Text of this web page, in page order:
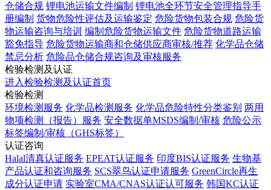
仓储合规 锂电池运输文件编制 锂电池全环节安全管理指导手
册编制 货物危险性评估及运输鉴定 危险货物包装合规 危险货
物运输咨询与培训 编制危险货物运输文件 危险货物道路运输
豁免指导 危险货物运输商和仓储供应商审核/推荐 化学品仓储
禁忌分析 危险品仓储合规咨询及审核服务
检验检测及认证
进入检验检测及认证首页
检验检测
环境检测服务 化学品检测服务 化学品危险特性分类鉴别 两用
物项检测（报告）服务 安全数据单MSDS编制/审核 危险公示
标签编制/审核（GHS标签）
认证咨询
Halal清真认证服务 EPEAT认证服务 印度BIS认证服务 生物基
产品认证和咨询服务 SCS翠鸟认证申请服务 GreenCircle再生
成分认证申请 实验室CMA/CNAS认证认可服务 韩国KC认证